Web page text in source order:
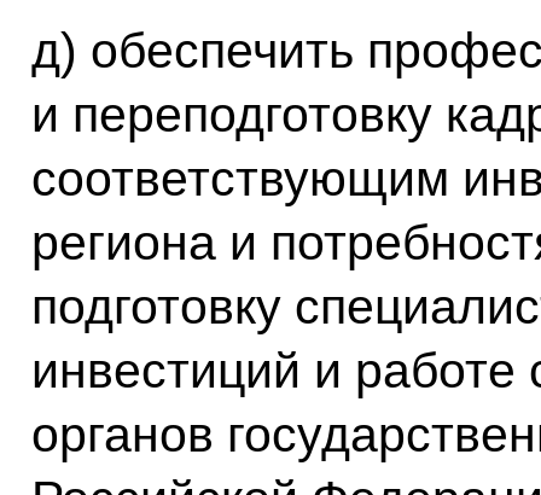
д) обеспечить
и переподготовку
соответствующим
региона и
подготовку
инвестиций и
органов